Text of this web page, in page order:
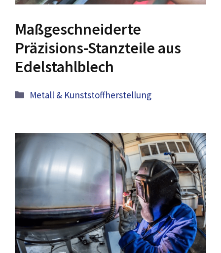
Maßgeschneiderte
Präzisions-Stanzteile aus
Edelstahlblech
Kategorien
Metall & Kunststoffherstellung